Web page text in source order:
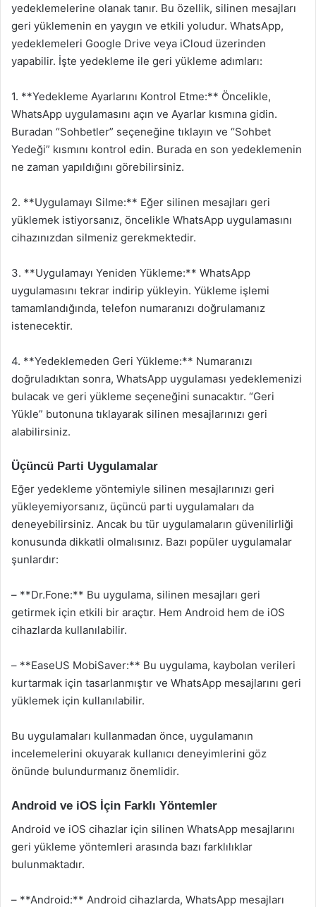
yedeklemelerine olanak tanır. Bu özellik, silinen mesajları
geri yüklemenin en yaygın ve etkili yoludur. WhatsApp,
yedeklemeleri Google Drive veya iCloud üzerinden
yapabilir. İşte yedekleme ile geri yükleme adımları:
1. **Yedekleme Ayarlarını Kontrol Etme:** Öncelikle,
WhatsApp uygulamasını açın ve Ayarlar kısmına gidin.
Buradan “Sohbetler” seçeneğine tıklayın ve “Sohbet
Yedeği” kısmını kontrol edin. Burada en son yedeklemenin
ne zaman yapıldığını görebilirsiniz.
2. **Uygulamayı Silme:** Eğer silinen mesajları geri
yüklemek istiyorsanız, öncelikle WhatsApp uygulamasını
cihazınızdan silmeniz gerekmektedir.
3. **Uygulamayı Yeniden Yükleme:** WhatsApp
uygulamasını tekrar indirip yükleyin. Yükleme işlemi
tamamlandığında, telefon numaranızı doğrulamanız
istenecektir.
4. **Yedeklemeden Geri Yükleme:** Numaranızı
doğruladıktan sonra, WhatsApp uygulaması yedeklemenizi
bulacak ve geri yükleme seçeneğini sunacaktır. “Geri
Yükle” butonuna tıklayarak silinen mesajlarınızı geri
alabilirsiniz.
Üçüncü Parti Uygulamalar
Eğer yedekleme yöntemiyle silinen mesajlarınızı geri
yükleyemiyorsanız, üçüncü parti uygulamaları da
deneyebilirsiniz. Ancak bu tür uygulamaların güvenilirliği
konusunda dikkatli olmalısınız. Bazı popüler uygulamalar
şunlardır:
– **Dr.Fone:** Bu uygulama, silinen mesajları geri
getirmek için etkili bir araçtır. Hem Android hem de iOS
cihazlarda kullanılabilir.
– **EaseUS MobiSaver:** Bu uygulama, kaybolan verileri
kurtarmak için tasarlanmıştır ve WhatsApp mesajlarını geri
yüklemek için kullanılabilir.
Bu uygulamaları kullanmadan önce, uygulamanın
incelemelerini okuyarak kullanıcı deneyimlerini göz
önünde bulundurmanız önemlidir.
Android ve iOS İçin Farklı Yöntemler
Android ve iOS cihazlar için silinen WhatsApp mesajlarını
geri yükleme yöntemleri arasında bazı farklılıklar
bulunmaktadır.
– **Android:** Android cihazlarda, WhatsApp mesajları